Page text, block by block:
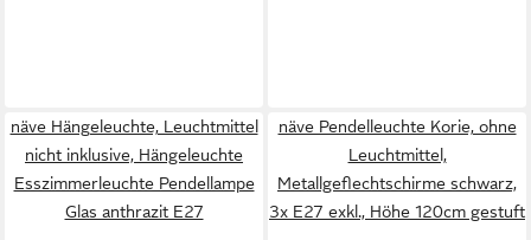
näve Hängeleuchte, Leuchtmittel
nicht inklusive, Hängeleuchte
Esszimmerleuchte Pendellampe
Glas anthrazit E27
näve Pendelleuchte Korie, ohne
Leuchtmittel,
Metallgeflechtschirme schwarz,
3x E27 exkl., Höhe 120cm gestuft